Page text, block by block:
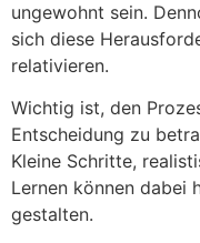
ungewohnt sein.
sich diese
relativieren.
Wichtig ist, den
Entscheidung zu
Kleine Schritte,
Lernen können dabei
gestalten.